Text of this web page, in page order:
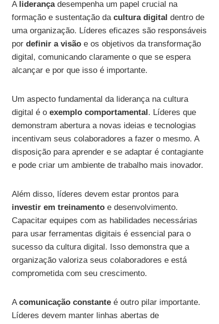
A liderançadesempenha um papel crucial na
formação e sustentação da cultura digital dentro de
uma organização. Líderes eficazes são responsáveis
por definir a visão e os objetivos da transformação
digital, comunicando claramente o que se espera
alcançar e por que isso é importante.
Um aspecto fundamental da liderança na cultura
digital é o exemplo comportamental . Líderes que
demonstram abertura a novas ideias e tecnologias
incentivam seus colaboradores a fazer o mesmo. A
disposição para aprender e se adaptar é contagiante
e pode criar um ambiente de trabalho mais inovador.
Além disso, líderes devem estar prontos para
investir em treinamento e desenvolvimento.
Capacitar equipes com as habilidades necessárias
para usar ferramentas digitais é essencial para o
sucesso da cultura digital. Isso demonstra que a
organização valoriza seus colaboradores e está
comprometida com seu crescimento.
Acomunicação constante é outro pilar importante.
Líderes devem manter linhas abertas de